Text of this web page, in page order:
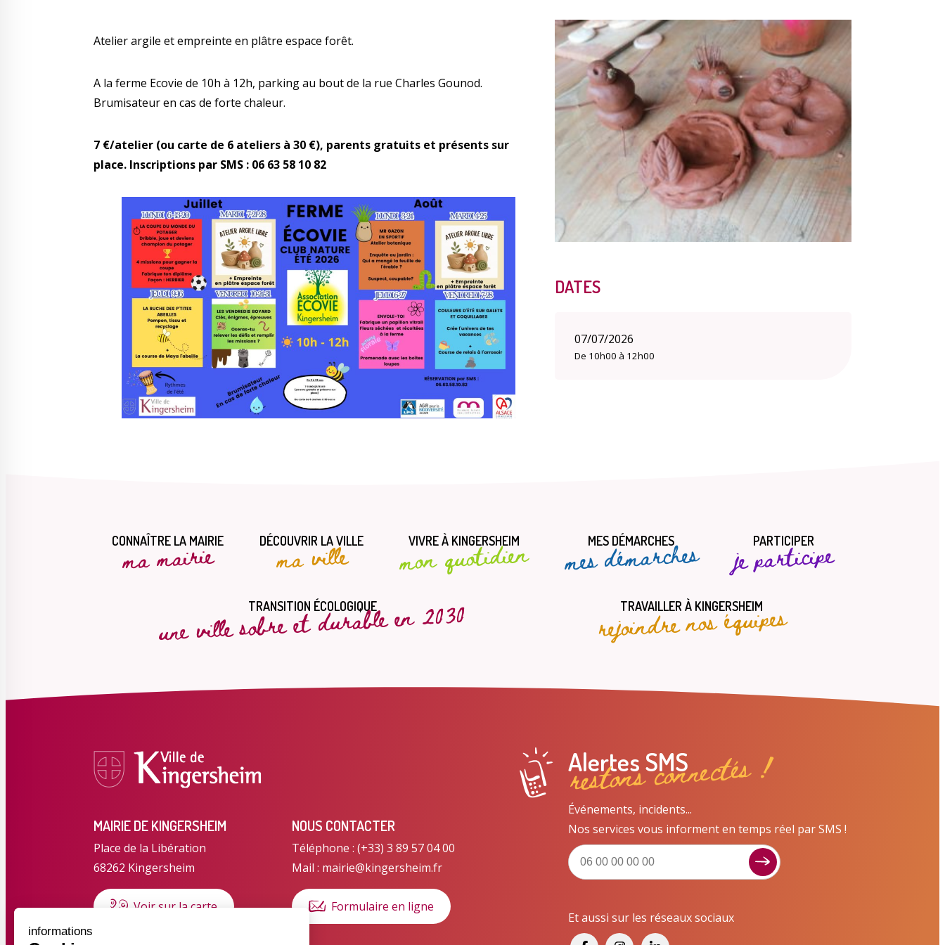
informations
Enquêtes publiques Conseil Municipal
écologique
Qualité de l'air Economie locale Associations
Atelier argile et empreinte en plâtre espace forêt.
A la ferme Ecovie de 10h à 12h, parking au bout de la rue Charles Gounod.
Brumisateur en cas de forte chaleur.
7 €/atelier (ou carte de 6 ateliers à 30 €), parents gratuits et présents sur
place. Inscriptions par SMS : 06 63 58 10 82
DATES
07/07/2026
De 10h00 à 12h00
CONNAÎTRE LA MAIRIE
ma mairie DÉCOUVRIR LA VILLE
ma ville VIVRE À KINGERSHEIM
mon quotidien MES DÉMARCHES
mes démarches PARTICIPER
je participe
TRANSITION ÉCOLOGIQUE
une ville sobre et durable en 2030 TRAVAILLER À KINGERSHEIM
rejoindre nos équipes
MAIRIE DE KINGERSHEIM
Place de la Libération
68262 Kingersheim
Voir sur la carte
NOUS CONTACTER
Téléphone : (+33) 3 89 57 04 00
Mail : mairie@kingersheim.fr
Formulaire en ligne
Alertes SMS
restons connectés !
Événements, incidents...
Nos services vous informent en temps réel par SMS !
Et aussi sur les réseaux sociaux
Signaler un dysfonctionnement ?
Cliquez ici pour interagir avec les services de
votre ville !